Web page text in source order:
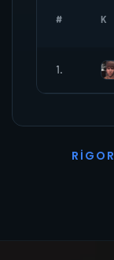
# K
1.
R I G O R